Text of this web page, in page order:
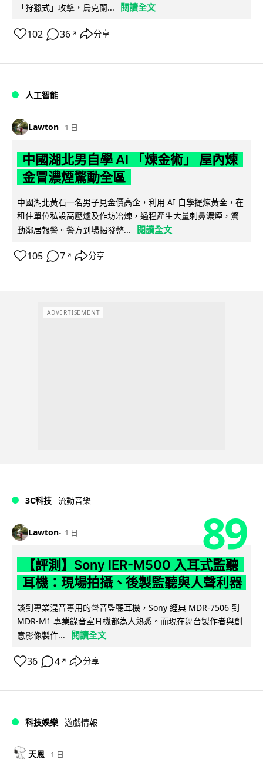
「狩獵式」攻擊，烏克蘭...
閱讀全文
102 36 ↗ 分享
人工智能
Lawton 1 日
中國湖北男自學 AI 「煉金術」 屋內煉
金冒濃煙驚動全區
中國湖北黃石一名男子見金價高企，利用 AI 自學提煉黃金，在
租住單位私設高壓爐及作坊冶煉，過程產生大量刺鼻濃煙，驚
動鄰居報警。警方到場揭發整...
閱讀全文
105 7 ↗ 分享
ADVERTISEMENT
3C科技 流動音樂
Lawton 1 日 89
【評測】Sony IER-M500 入耳式監聽
耳機：現場拍攝、後製監聽與人聲利器
談到專業混音專用的聲音監聽耳機，Sony 經典 MDR-7506 到
MDR-M1 專業錄音室耳機都為人熟悉。而現在舞台製作者與創
意影像製作...
閱讀全文
36 4 ↗ 分享
科技娛樂 遊戲情報
天恩 1 日